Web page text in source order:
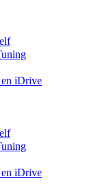
iDrive
iDrive